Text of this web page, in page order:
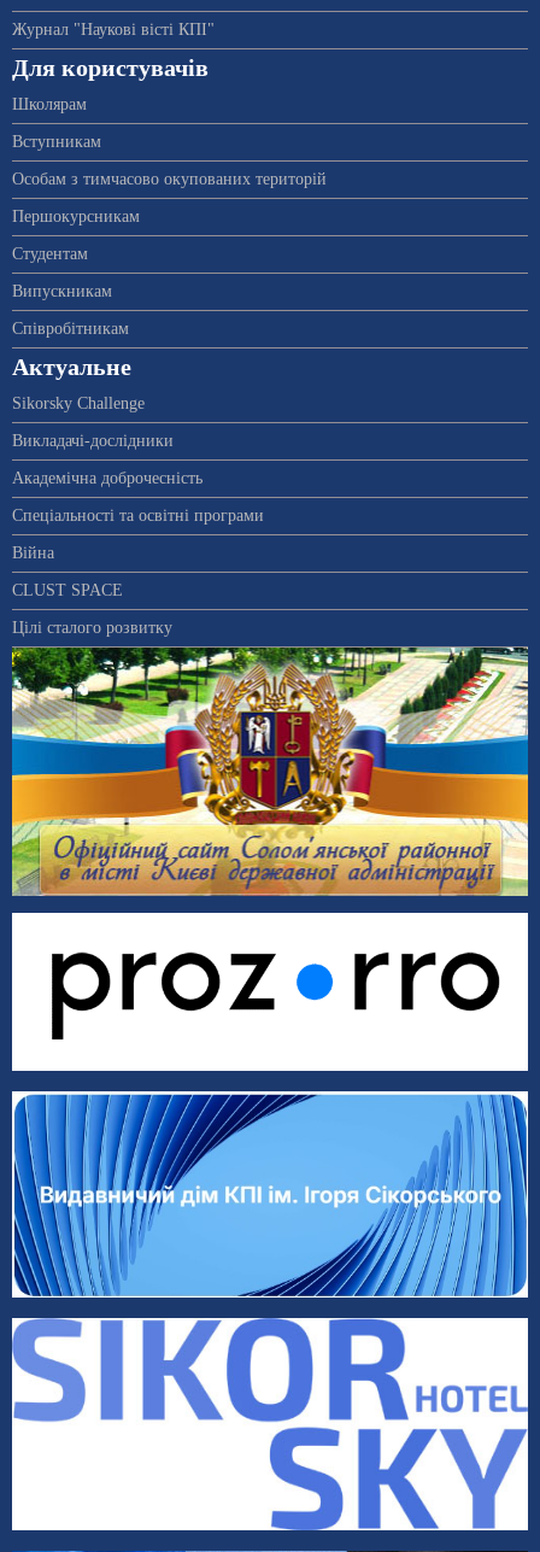
Журнал "Наукові вісті КПІ"
Для користувачів
Школярам
Вступникам
Особам з тимчасово окупованих територій
Першокурсникам
Студентам
Випускникам
Співробітникам
Актуальне
Sikorsky Challenge
Викладачі-дослідники
Академічна доброчесність
Спеціальності та освітні програми
Війна
CLUST SPACE
Цілі сталого розвитку